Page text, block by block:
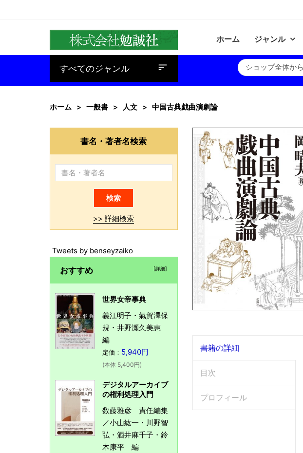
ホーム ジャンル
すべてのジャンル
baseline_sort
ホーム 一般書 人文 中国古典戯曲演劇論
書籍の詳細
目次
プロフィール
書名・著者名検索
>> 詳細検索
Tweets by benseyzaiko
おすすめ [詳細]
世界女帝事典
義江明子・氣賀澤保
規・井野瀬久美惠
編
定価： 5,940円
(本体 5,400円)
デジタルアーカイブ
の権利処理入門
数藤雅彦 責任編集
／小山紘一・川野智
弘・酒井麻千子・鈴
木康平 編